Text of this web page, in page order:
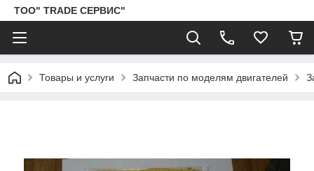
ТОО" TRADE СЕРВИС"
Товары и услуги Запчасти по моделям двигателей